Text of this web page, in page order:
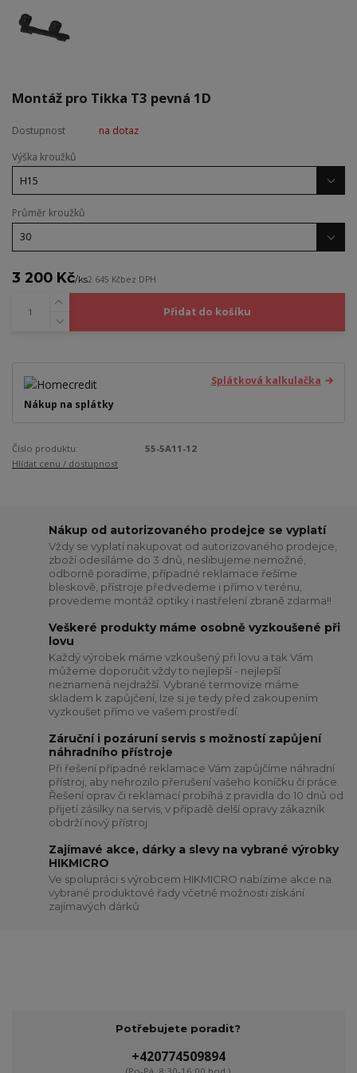
Montáž pro Tikka T3 pevná 1D
Dostupnost
na dotaz
Výška kroužků
Průměr kroužků
3 200 Kč/ks2 645 Kčbez DPH
Přidat do košíku
Splátková kalkulačka
Nákup na splátky
Číslo produktu:
55-5A11-12
Hlídat cenu / dostupnost
Nákup od autorizovaného prodejce se vyplatí
Vždy se vyplatí nakupovat od autorizovaného prodejce,
zboží odesíláme do 3 dnů, neslibujeme nemožné,
odborně poradíme, případné reklamace řešíme
bleskově, přístroje předvedeme i přímo v terénu,
provedeme montáž optiky i nastřelení zbraně zdarma!!
Veškeré produkty máme osobně vyzkoušené při
lovu
Každý výrobek máme vzkoušený při lovu a tak Vám
můžeme doporučit vždy to nejlepší - nejlepší
neznamená nejdražší. Vybrané termovize máme
skladem k zapůjčení, lze si je tedy před zakoupením
vyzkoušet přímo ve vašem prostředí.
Záruční i pozáruní servis s možností zapůjení
náhradního přístroje
Při řešení případné reklamace Vám zapůjčíme náhradní
přístroj, aby nehrozilo přerušení vašeho koníčku či práce.
Řešení oprav či reklamací probíhá z pravidla do 10 dnů od
přijetí zásilky na servis, v případě delší opravy zákazník
obdrží nový přístroj
Zajímavé akce, dárky a slevy na vybrané výrobky
HIKMICRO
Ve spolupráci s výrobcem HIKMICRO nabízíme akce na
vybrané produktové řady včetně možnosti získání
zajímavých dárků
Potřebujete poradit?
+420774509894